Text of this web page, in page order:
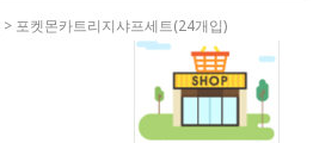
> 포켓몬카트리지샤프세트(24개입)